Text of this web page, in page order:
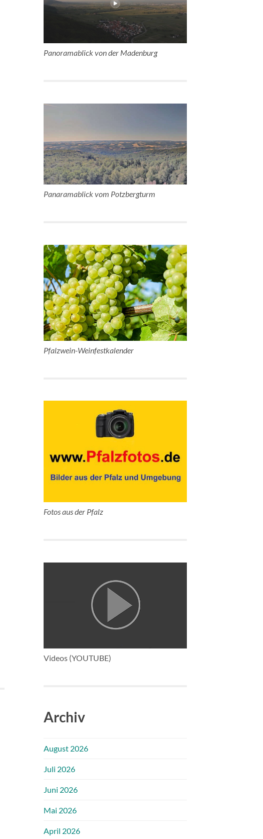
Panoramablick von der Madenburg
Panaramablick vom Potzbergturm
Pfalzwein-Weinfestkalender
Fotos aus der Pfalz
Videos (YOUTUBE)
Archiv
August 2026
Juli 2026
Juni 2026
Mai 2026
April 2026